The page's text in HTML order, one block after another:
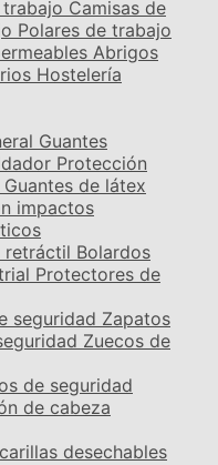
Camisas de
Polares de trabajo
Abrigos
Hostelería
Guantes
Protección
Guantes de látex
impactos
retráctil Bolardos
Protectores de
seguridad Zapatos
Zuecos de
de seguridad
de cabeza
desechables